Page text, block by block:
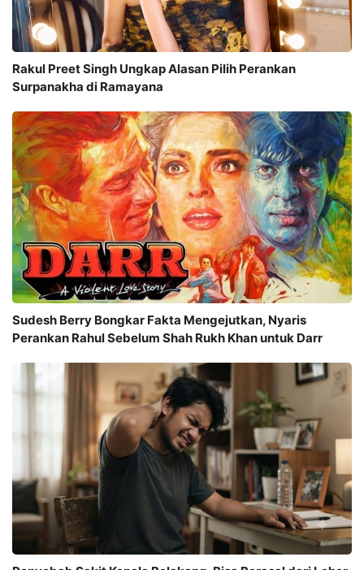
Rakul Preet Singh Ungkap Alasan Pilih Perankan
Surpanakha di Ramayana
Sudesh Berry Bongkar Fakta Mengejutkan, Nyaris
Perankan Rahul Sebelum Shah Rukh Khan untuk Darr